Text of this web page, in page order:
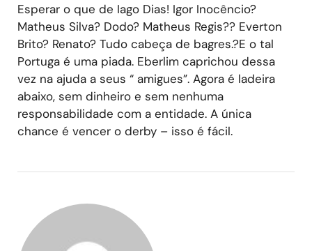
Esperar o que de Iago Dias! Igor Inocêncio?
Matheus Silva? Dodo? Matheus Regis?? Everton
Brito? Renato? Tudo cabeça de bagres.?E o tal
Portuga é uma piada. Eberlim caprichou dessa
vez na ajuda a seus “ amigues”. Agora é ladeira
abaixo, sem dinheiro e sem nenhuma
responsabilidade com a entidade. A única
chance é vencer o derby – isso é fácil.